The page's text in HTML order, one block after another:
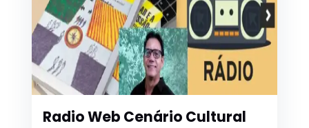
Radio Web Cenário Cultural